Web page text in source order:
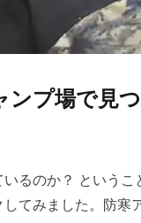
ンプ場で見
るのか？ という
てみました。防寒